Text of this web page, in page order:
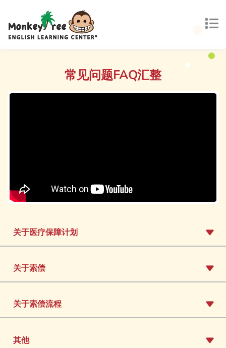
常见问题FAQ汇整
关于医疗保障计划
关于索偿
关于索偿流程
其他